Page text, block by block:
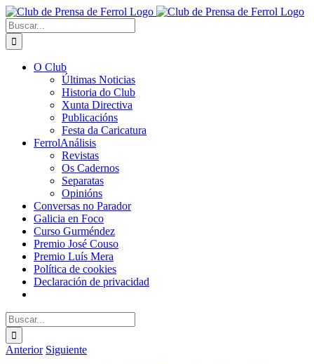
Saltar
al
contenido
Buscar:
O Club
Últimas Noticias
Historia do Club
Xunta Directiva
Publicacións
Festa da Caricatura
FerrolAnálisis
Revistas
Os Cadernos
Separatas
Opinións
Conversas no Parador
Galicia en Foco
Curso Gurméndez
Premio José Couso
Premio Luís Mera
Política de cookies
Declaración de privacidad
Buscar:
Anterior Siguiente